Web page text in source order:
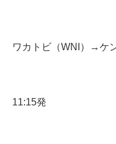
ワカトビ（WNI）→ケ
11:15発